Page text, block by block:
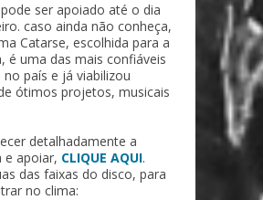
ser apoiado até o dia
caso ainda não conheça,
Catarse, escolhida para a
é uma das mais confiáveis
país e já viabilizou
ótimos projetos, musicais
detalhadamente a
e apoiar, CLIQUE AQUI.
das faixas do disco, para
no clima: